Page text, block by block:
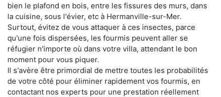
bien le plafond en bois, entre les fissures des murs, dans
la cuisine, sous l'évier, etc à Hermanville-sur-Mer.
Surtout, évitez de vous attaquer à ces insectes, parce
qu'une fois dispersées, les fourmis peuvent aller se
réfugier n'importe où dans votre villa, attendant le bon
moment pour vous piquer.
Il s'avère être primordial de mettre toutes les probabilités
de votre côté pour éliminer rapidement vos fourmis, en
contactant nos experts pour une prestation réellement